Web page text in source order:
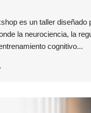
es un taller diseñado
la neurociencia, la
cognitivo...